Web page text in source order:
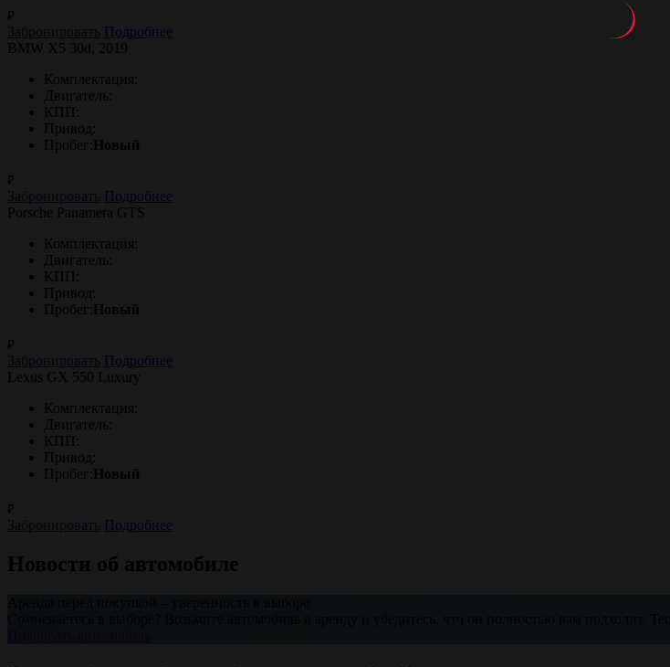
₽
Подробнее
BMW X5 30d, 2019
Комплектация:
Двигатель:
КПП:
Привод:
Пробег:
Новый
₽
Подробнее
Porsche Panamera GTS
Комплектация:
Двигатель:
КПП:
Привод:
Пробег:
Новый
₽
Подробнее
Lexus GX 550 Luxury
Комплектация:
Двигатель:
КПП:
Привод:
Пробег:
Новый
₽
Подробнее
Новости об автомобиле